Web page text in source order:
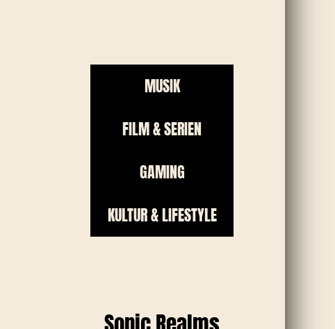
MUSIK
FILM & SERIEN
GAMING
KULTUR & LIFESTYLE